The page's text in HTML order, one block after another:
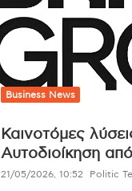
Business News
Καινοτόμες
Αυτοδιοίκηση
21/05/2026, 10:52 Politic